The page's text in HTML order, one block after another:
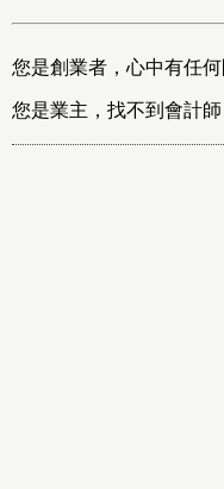
您是創業者，心中有任
您是業主，找不到會計